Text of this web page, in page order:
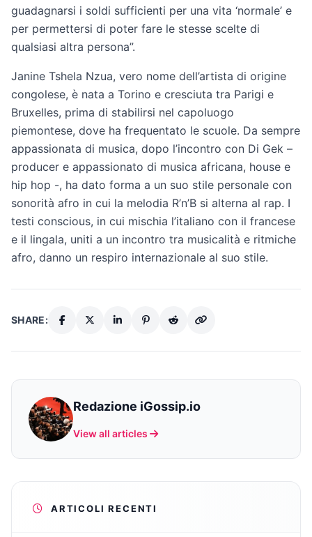
guadagnarsi i soldi sufficienti per una vita ‘normale’ e
per permettersi di poter fare le stesse scelte di
qualsiasi altra persona”.
Janine Tshela Nzua, vero nome dell’artista di origine
congolese, è nata a Torino e cresciuta tra Parigi e
Bruxelles, prima di stabilirsi nel capoluogo
piemontese, dove ha frequentato le scuole. Da sempre
appassionata di musica, dopo l’incontro con Di Gek –
producer e appassionato di musica africana, house e
hip hop -, ha dato forma a un suo stile personale con
sonorità afro in cui la melodia R’n’B si alterna al rap. I
testi conscious, in cui mischia l’italiano con il francese
e il lingala, uniti a un incontro tra musicalità e ritmiche
afro, danno un respiro internazionale al suo stile.
SHARE:
Redazione iGossip.io
View all articles
ARTICOLI RECENTI